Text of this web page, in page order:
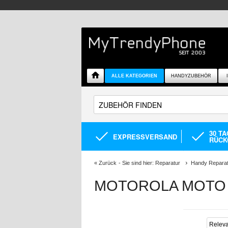
ALLE KATEGORIEN HANDYZUBEHÖR
EXPRESSVERSAND 30
« Zurück - Sie sind hier: Reparatur Handy
MOTOROLA